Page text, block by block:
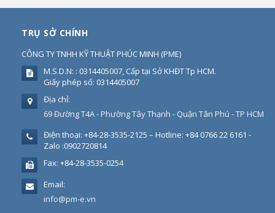
TRỤ SỞ CHÍNH
CÔNG TY TNHH KỸ THUẬT PHÚC MINH (PME)
M.S.D.N: : 0314405007, Cấp tại Sở KHĐT Tp HCM.
Giấy phép số: 0314405007
Địa chỉ:
69 Đường T4A - Phường Tây Thạnh - Quận Tân Phú - TP HCM
Điện thoại: +84-28-3535-2125 – Hotline: +84 0766 22 6161 -
Zalo :0902720814
Fax: +84-28-3535-0254
Email:
info@pm-e.vn